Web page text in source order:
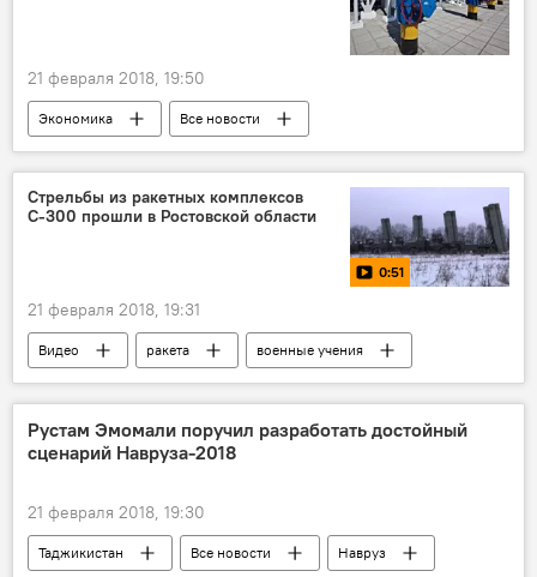
21 февраля 2018, 19:50
Экономика
Все новости
Энергетика
Беларусь
ЕАЭС
рынок
Таджикистан и ЕАЭС: выгоды и перспективы
Стрельбы из ракетных комплексов
С-300 прошли в Ростовской области
0:51
21 февраля 2018, 19:31
Видео ракета
военные учения
Россия
С-300
Минобороны России
Рустам Эмомали поручил разработать достойный
сценарий Навруза-2018
21 февраля 2018, 19:30
Таджикистан Все новости
Навруз